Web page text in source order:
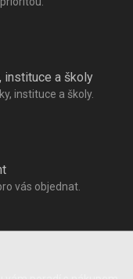
instituce a školy
instituce a školy.
vás objednat.